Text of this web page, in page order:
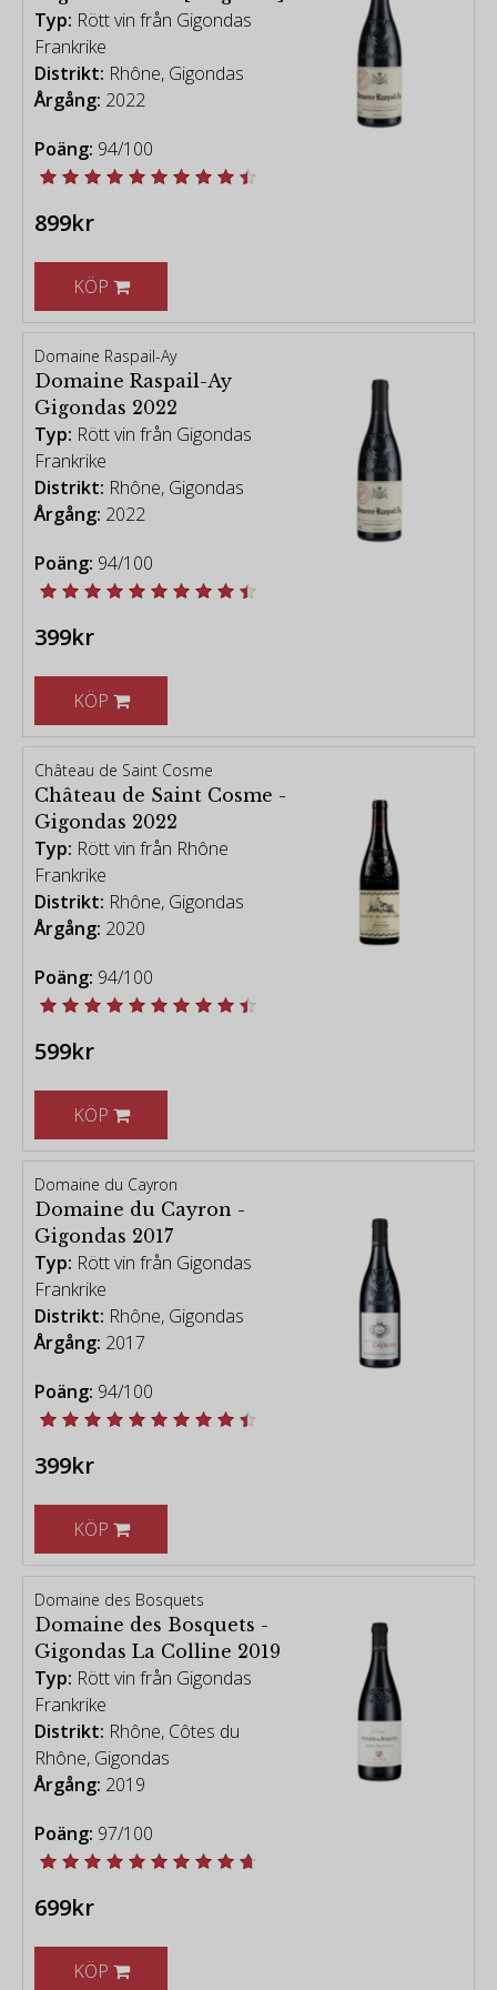
[vintage chart - Robert Parker Wine Advocate]
Typ: Rött vin från Gigondas
Frankrike
Distrikt: Rhône, Gigondas
Årgång: 2022
Poäng: 94/100
899kr
KÖP
Domaine Raspail-Ay
Domaine Raspail-Ay
Gigondas 2022
Typ: Rött vin från Gigondas
Frankrike
Distrikt: Rhône, Gigondas
Årgång: 2022
Poäng: 94/100
399kr
KÖP
Château de Saint Cosme
Château de Saint Cosme -
Gigondas 2022
Typ: Rött vin från Rhône
Frankrike
Distrikt: Rhône, Gigondas
Årgång: 2020
Poäng: 94/100
599kr
KÖP
Domaine du Cayron
Domaine du Cayron -
Gigondas 2017
Typ: Rött vin från Gigondas
Frankrike
Distrikt: Rhône, Gigondas
Årgång: 2017
Poäng: 94/100
399kr
KÖP
Domaine des Bosquets
Domaine des Bosquets -
Gigondas La Colline 2019
Typ: Rött vin från Gigondas
Frankrike
Distrikt: Rhône, Côtes du
Rhône, Gigondas
Årgång: 2019
Poäng: 97/100
699kr
KÖP